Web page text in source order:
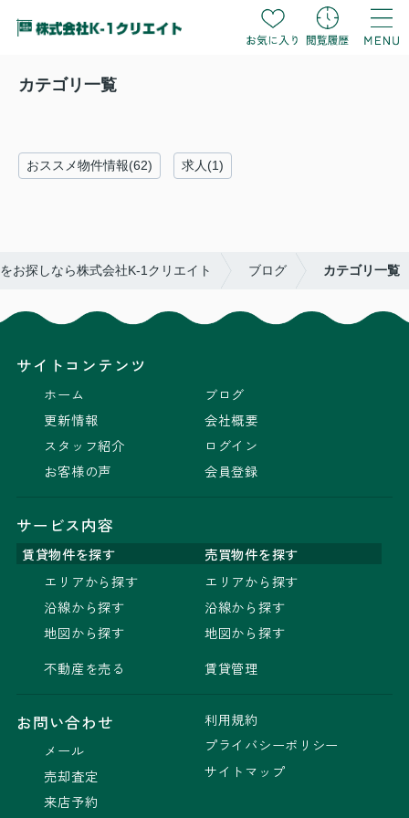
カテゴリ一覧
おススメ物件情報(62) 求人(1)
お探しなら株式会社K-1クリエイト ブログ カテゴリ一覧
サイトコンテンツ
ホーム
更新情報
スタッフ紹介
お客様の声
ブログ
会社概要
ログイン
会員登録
サービス内容
賃貸物件を探す
売買物件を探す
エリアから探す
沿線から探す
地図から探す
不動産を売る
エリアから探す
沿線から探す
地図から探す
賃貸管理
お問い合わせ
メール
売却査定
来店予約
利用規約
プライバシーポリシー
サイトマップ